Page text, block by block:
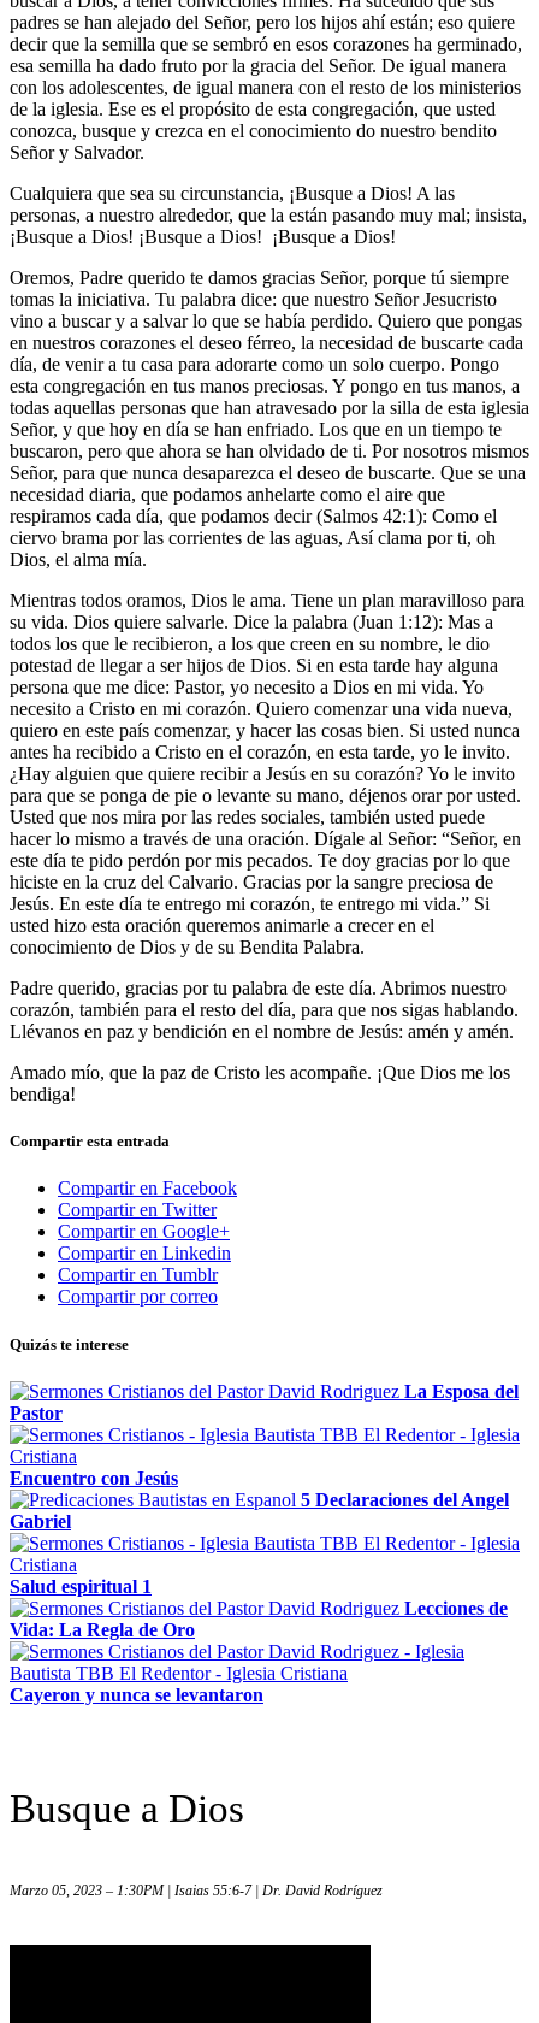
padres se han alejado del Señor, pero los hijos ahí están; eso quiere
decir que la semilla que se sembró en esos corazones ha germinado,
esa semilla ha dado fruto por la gracia del Señor. De igual manera
con los adolescentes, de igual manera con el resto de los ministerios
de la iglesia. Ese es el propósito de esta congregación, que usted
conozca, busque y crezca en el conocimiento do nuestro bendito
Señor y Salvador.
Cualquiera que sea su circunstancia, ¡Busque a Dios! A las
personas, a nuestro alrededor, que la están pasando muy mal; insista,
¡Busque a Dios! ¡Busque a Dios! ¡Busque a Dios!
Oremos, Padre querido te damos gracias Señor, porque tú siempre
tomas la iniciativa. Tu palabra dice: que nuestro Señor Jesucristo
vino a buscar y a salvar lo que se había perdido. Quiero que pongas
en nuestros corazones el deseo férreo, la necesidad de buscarte cada
día, de venir a tu casa para adorarte como un solo cuerpo. Pongo
esta congregación en tus manos preciosas. Y pongo en tus manos, a
todas aquellas personas que han atravesado por la silla de esta iglesia
Señor, y que hoy en día se han enfriado. Los que en un tiempo te
buscaron, pero que ahora se han olvidado de ti. Por nosotros mismos
Señor, para que nunca desaparezca el deseo de buscarte. Que se una
necesidad diaria, que podamos anhelarte como el aire que
respiramos cada día, que podamos decir (Salmos 42:1): Como el
ciervo brama por las corrientes de las aguas, Así clama por ti, oh
Dios, el alma mía.
Mientras todos oramos, Dios le ama. Tiene un plan maravilloso para
su vida. Dios quiere salvarle. Dice la palabra (Juan 1:12): Mas a
todos los que le recibieron, a los que creen en su nombre, le dio
potestad de llegar a ser hijos de Dios. Si en esta tarde hay alguna
persona que me dice: Pastor, yo necesito a Dios en mi vida. Yo
necesito a Cristo en mi corazón. Quiero comenzar una vida nueva,
quiero en este país comenzar, y hacer las cosas bien. Si usted nunca
antes ha recibido a Cristo en el corazón, en esta tarde, yo le invito.
¿Hay alguien que quiere recibir a Jesús en su corazón? Yo le invito
para que se ponga de pie o levante su mano, déjenos orar por usted.
Usted que nos mira por las redes sociales, también usted puede
hacer lo mismo a través de una oración. Dígale al Señor: “Señor, en
este día te pido perdón por mis pecados. Te doy gracias por lo que
hiciste en la cruz del Calvario. Gracias por la sangre preciosa de
Jesús. En este día te entrego mi corazón, te entrego mi vida.” Si
usted hizo esta oración queremos animarle a crecer en el
conocimiento de Dios y de su Bendita Palabra.
Padre querido, gracias por tu palabra de este día. Abrimos nuestro
corazón, también para el resto del día, para que nos sigas hablando.
Llévanos en paz y bendición en el nombre de Jesús: amén y amén.
Amado mío, que la paz de Cristo les acompañe. ¡Que Dios me los
bendiga!
Compartir esta entrada
Compartir en Facebook
Compartir en Twitter
Compartir en Google+
Compartir en Linkedin
Compartir en Tumblr
Compartir por correo
Quizás te interese
La Esposa del
Pastor
Encuentro con Jesús
5 Declaraciones del Angel
Gabriel
Salud espiritual 1
Lecciones de
Vida: La Regla de Oro
Cayeron y nunca se levantaron
Busque a Dios
Marzo 05, 2023 – 1:30PM | Isaias 55:6-7 | Dr. David Rodríguez